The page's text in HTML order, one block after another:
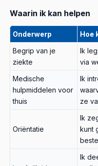
Waarin ik kan helpen
Onderwerp
Hoe
Begrip van je
ziekte
Ik
via
Medische
hulpmiddelen voor
thuis
Ik
ze
Oriëntatie
Ik
kunt
Ik